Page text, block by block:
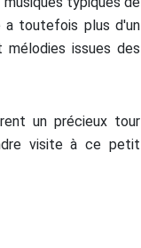
a toutefois plus d'un
issues des
un précieux tour
visite à ce petit